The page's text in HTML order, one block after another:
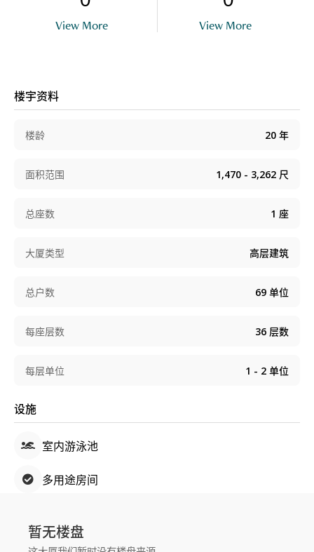
View More View More
楼宇资料
楼龄 20 年
面积范围 1,470 - 3,262 尺
总座数 1 座
大厦类型 高层建筑
总户数 69 单位
每座层数 36 层数
每层单位 1 - 2 单位
设施
室内游泳池
多用途房间
暂无楼盘